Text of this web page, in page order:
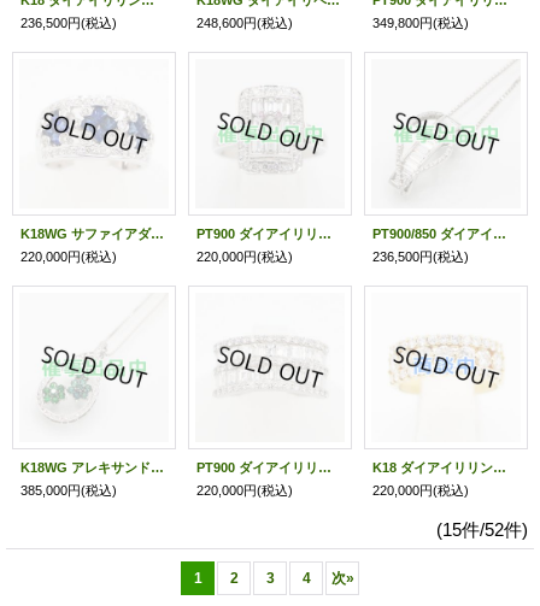
236,500円(税込)
248,600円(税込)
349,800円(税込)
K18WG サファイアダイアイリリング 1.27ct 0.55ct 7.60g
220,000円(税込)
PT900 ダイアイリリング 1.00ct 0.58ct 9.10g
220,000円(税込)
PT900/850 ダイアイリペンダントネックレス 1.50ct 13.20g
236,500円(税込)
K18WG アレキサンドライトガーネットダイアイリペンダントネックレス 0.94ct 1.60ct 0.38ct 14.20g
385,000円(税込)
PT900 ダイアイリリング 2.48ct 9.10g
220,000円(税込)
K18 ダイアイリリング 1.80ct 8.50g
220,000円(税込)
(15件/52件)
1 2 3 4 次»